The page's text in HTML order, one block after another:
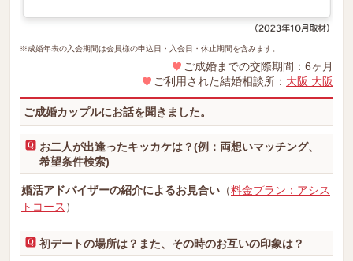
※成婚年表の入会期間は会員様の申込日・入会日・休止期間を含みます。
ご成婚までの交際期間：6ヶ月
ご利用された結婚相談所： 大阪 大阪
ご成婚カップルにお話を聞きました。
お二人が出逢ったキッカケは？(例：両想いマッチング、
希望条件検索)
婚活アドバイザーの紹介によるお見合い （料金プラン：アシス
トコース ）
初デートの場所は？また、その時のお互いの印象は？